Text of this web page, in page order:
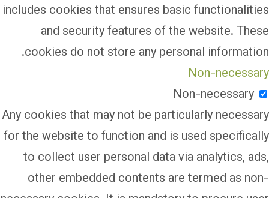
includes cookies that ensures basic functionalities
and security features of the website. These
cookies do not store any personal information.
Non-necessary
Non-necessary
Any cookies that may not be particularly necessary
for the website to function and is used specifically
to collect user personal data via analytics, ads,
other embedded contents are termed as non-